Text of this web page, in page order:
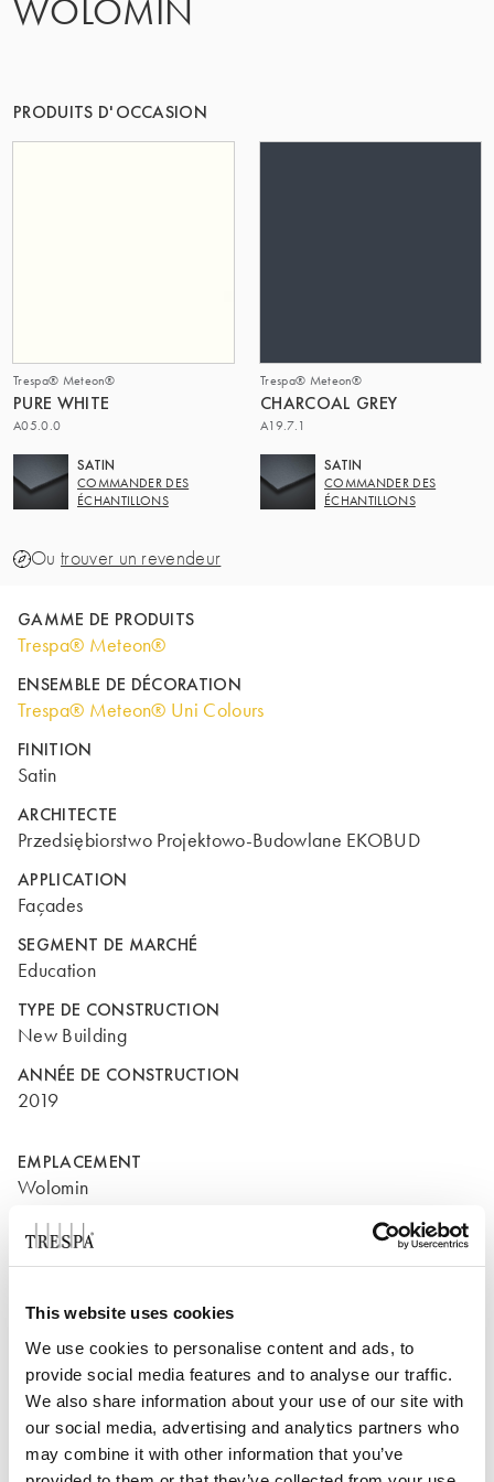
This website uses cookies
We use cookies to personalise content and ads, to
provide social media features and to analyse our traffic.
We also share information about your use of our site with
our social media, advertising and analytics partners who
may combine it with other information that you’ve
WOLOMIN
PRODUITS D'OCCASION
Trespa® Meteon®
PURE WHITE
A05.0.0
SATIN
COMMANDER DES
ÉCHANTILLONS
Trespa® Meteon®
CHARCOAL GREY
A19.7.1
SATIN
COMMANDER DES
ÉCHANTILLONS
Ou trouver un revendeur
GAMME DE PRODUITS
Trespa® Meteon®
ENSEMBLE DE DÉCORATION
Trespa® Meteon® Uni Colours
FINITION
Satin
ARCHITECTE
Przedsiębiorstwo Projektowo-Budowlane EKOBUD
APPLICATION
Façades
SEGMENT DE MARCHÉ
Education
TYPE DE CONSTRUCTION
New Building
ANNÉE DE CONSTRUCTION
2019
EMPLACEMENT
Wolomin